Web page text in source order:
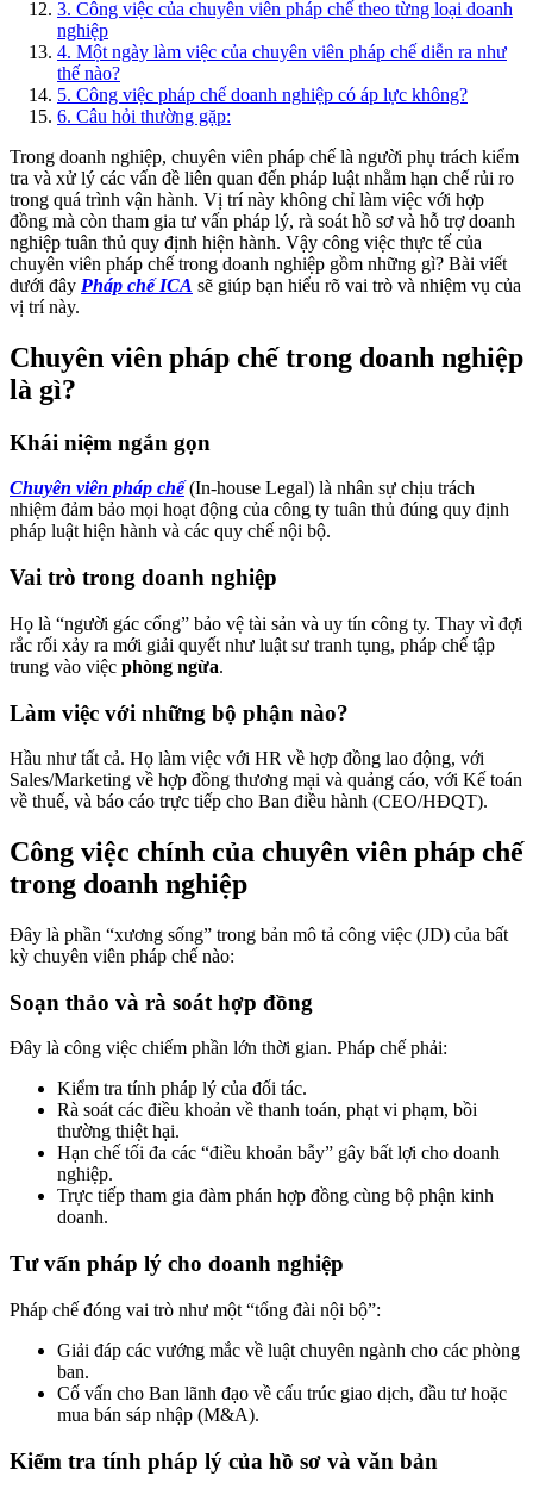
3. Công việc của chuyên viên pháp chế theo từng loại doanh
nghiệp
4. Một ngày làm việc của chuyên viên pháp chế diễn ra như
thế nào?
5. Công việc pháp chế doanh nghiệp có áp lực không?
6. Câu hỏi thường gặp:
Trong doanh nghiệp, chuyên viên pháp chế là người phụ trách kiểm
tra và xử lý các vấn đề liên quan đến pháp luật nhằm hạn chế rủi ro
trong quá trình vận hành. Vị trí này không chỉ làm việc với hợp
đồng mà còn tham gia tư vấn pháp lý, rà soát hồ sơ và hỗ trợ doanh
nghiệp tuân thủ quy định hiện hành. Vậy công việc thực tế của
chuyên viên pháp chế trong doanh nghiệp gồm những gì? Bài viết
dưới đây Pháp chế ICA sẽ giúp bạn hiểu rõ vai trò và nhiệm vụ của
vị trí này.
Chuyên viên pháp chế trong doanh nghiệp
là gì?
Khái niệm ngắn gọn
Chuyên viên pháp chế(In-house Legal) là nhân sự chịu trách
nhiệm đảm bảo mọi hoạt động của công ty tuân thủ đúng quy định
pháp luật hiện hành và các quy chế nội bộ.
Vai trò trong doanh nghiệp
Họ là “người gác cổng” bảo vệ tài sản và uy tín công ty. Thay vì đợi
rắc rối xảy ra mới giải quyết như luật sư tranh tụng, pháp chế tập
trung vào việc phòng ngừa.
Làm việc với những bộ phận nào?
Hầu như tất cả. Họ làm việc với HR về hợp đồng lao động, với
Sales/Marketing về hợp đồng thương mại và quảng cáo, với Kế toán
về thuế, và báo cáo trực tiếp cho Ban điều hành (CEO/HĐQT).
Công việc chính của chuyên viên pháp chế
trong doanh nghiệp
Đây là phần “xương sống” trong bản mô tả công việc (JD) của bất
kỳ chuyên viên pháp chế nào:
Soạn thảo và rà soát hợp đồng
Đây là công việc chiếm phần lớn thời gian. Pháp chế phải:
Kiểm tra tính pháp lý của đối tác.
Rà soát các điều khoản về thanh toán, phạt vi phạm, bồi
thường thiệt hại.
Hạn chế tối đa các “điều khoản bẫy” gây bất lợi cho doanh
nghiệp.
Trực tiếp tham gia đàm phán hợp đồng cùng bộ phận kinh
doanh.
Tư vấn pháp lý cho doanh nghiệp
Pháp chế đóng vai trò như một “tổng đài nội bộ”:
Giải đáp các vướng mắc về luật chuyên ngành cho các phòng
ban.
Cố vấn cho Ban lãnh đạo về cấu trúc giao dịch, đầu tư hoặc
mua bán sáp nhập (M&A).
Kiểm tra tính pháp lý của hồ sơ và văn bản